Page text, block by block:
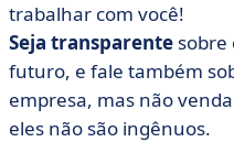
trabalhar com você!
Seja transparente sobre
futuro, e fale também
empresa, mas não
eles não são ingênuos.